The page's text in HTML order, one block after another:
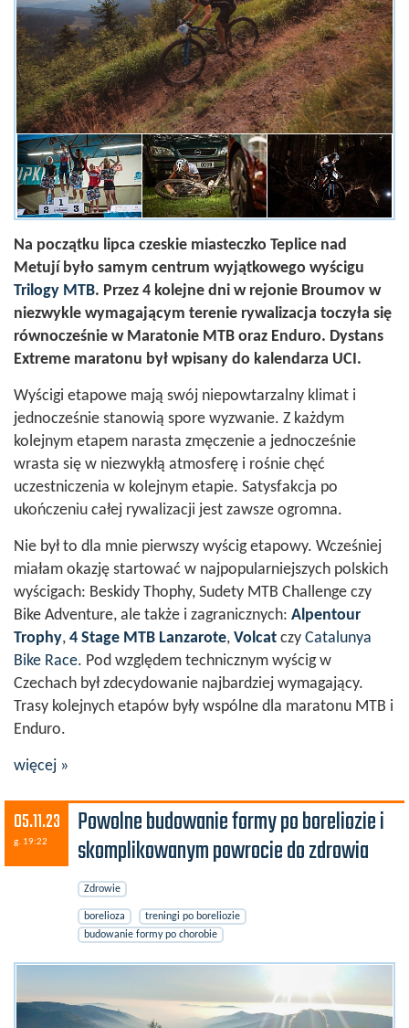
Na początku lipca czeskie miasteczko Teplice nad
Metují było samym centrum wyjątkowego wyścigu
Trilogy MTB. Przez 4 kolejne dni w rejonie Broumov w
niezwykle wymagającym terenie rywalizacja toczyła się
równocześnie w Maratonie MTB oraz Enduro. Dystans
Extreme maratonu był wpisany do kalendarza UCI.
Wyścigi etapowe mają swój niepowtarzalny klimat i
jednocześnie stanowią spore wyzwanie. Z każdym
kolejnym etapem narasta zmęczenie a jednocześnie
wrasta się w niezwykłą atmosferę i rośnie chęć
uczestniczenia w kolejnym etapie. Satysfakcja po
ukończeniu całej rywalizacji jest zawsze ogromna.
Nie był to dla mnie pierwszy wyścig etapowy. Wcześniej
miałam okazję startować w najpopularniejszych polskich
wyścigach: Beskidy Thophy, Sudety MTB Challenge czy
Bike Adventure, ale także i zagranicznych: Alpentour
Trophy, 4 Stage MTB Lanzarote, Volcat czy Catalunya
Bike Race. Pod względem technicznym wyścig w
Czechach był zdecydowanie najbardziej wymagający.
Trasy kolejnych etapów były wspólne dla maratonu MTB i
Enduro.
więcej »
05.11.23
g. 19:22
Powolne budowanie formy po boreliozie i
skomplikowanym powrocie do zdrowia
Zdrowie
borelioza
treningi po boreliozie
budowanie formy po chorobie